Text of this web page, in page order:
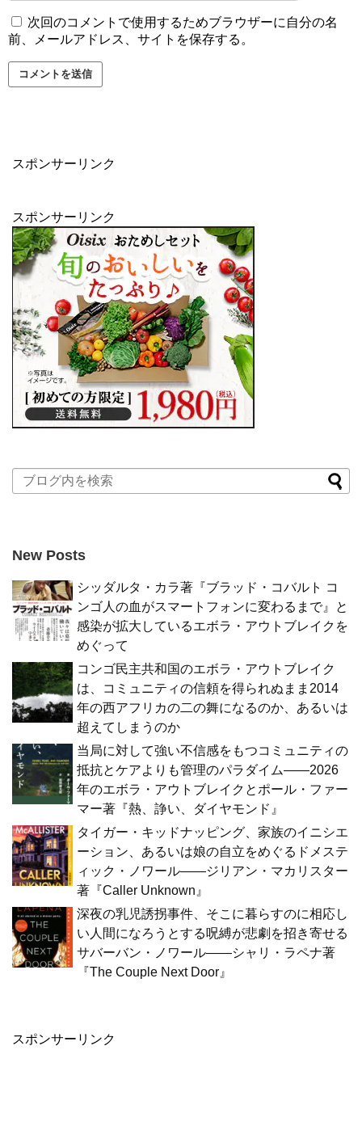
次回のコメントで使用するためブラウザーに自分の名
前、メールアドレス、サイトを保存する。
スポンサーリンク
スポンサーリンク
New Posts
シッダルタ・カラ著『ブラッド・コバルト コ
ンゴ人の血がスマートフォンに変わるまで』と
感染が拡大しているエボラ・アウトブレイクを
めぐって
コンゴ民主共和国のエボラ・アウトブレイク
は、コミュニティの信頼を得られぬまま2014
年の西アフリカの二の舞になるのか、あるいは
超えてしまうのか
当局に対して強い不信感をもつコミュニティの
抵抗とケアよりも管理のパラダイム――2026
年のエボラ・アウトブレイクとポール・ファー
マー著『熱、諍い、ダイヤモンド』
タイガー・キッドナッピング、家族のイニシエ
ーション、あるいは娘の自立をめぐるドメステ
ィック・ノワール――ジリアン・マカリスター
著『Caller Unknown』
深夜の乳児誘拐事件、そこに暮らすのに相応し
い人間になろうとする呪縛が悲劇を招き寄せる
サバーバン・ノワール――シャリ・ラペナ著
『The Couple Next Door』
スポンサーリンク